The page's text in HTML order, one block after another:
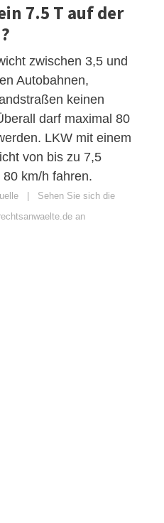
7.5 T auf der
zwischen 3,5 und
Autobahnen,
keinen
darf maximal 80
LKW mit einem
von bis zu 7,5
km/h fahren.
| Sehen Sie sich die
an